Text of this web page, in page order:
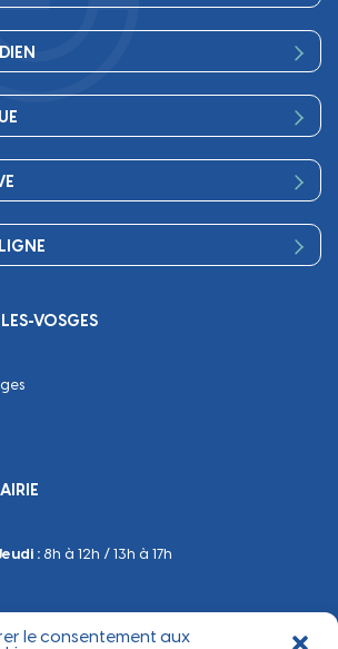
le consentement aux
Mairie
technique
VOSGES
: 8h à 12h / 13h à 17h